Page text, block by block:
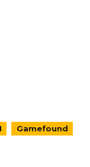
Gamefound